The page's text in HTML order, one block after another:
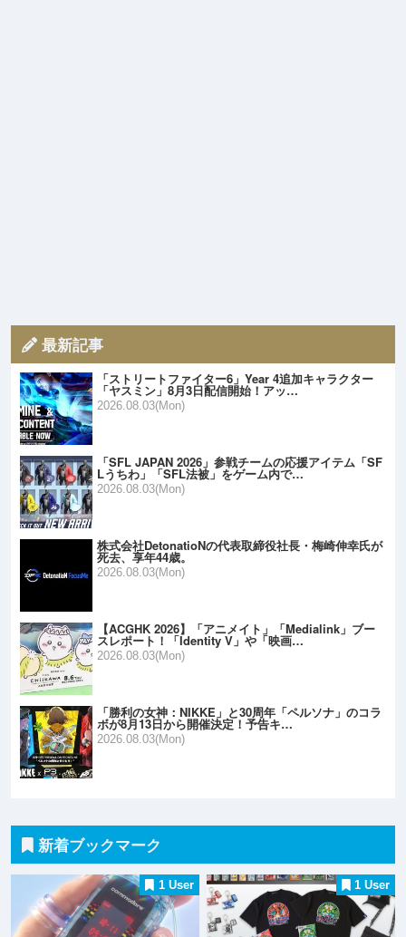
最新記事
「ストリートファイター6」Year 4追加キャラクター
「ヤスミン」8月3日配信開始！アッ…
2026.08.03(Mon)
「SFL JAPAN 2026」参戦チームの応援アイテム「SF
Lうちわ」「SFL法被」をゲーム内で…
2026.08.03(Mon)
株式会社DetonatioNの代表取締役社長・梅崎伸幸氏が
死去、享年44歳。
2026.08.03(Mon)
【ACGHK 2026】「アニメイト」「Medialink」ブー
スレポート！「Identity V」や「映画…
2026.08.03(Mon)
「勝利の女神：NIKKE」と30周年「ペルソナ」のコラ
ボが8月13日から開催決定！予告キ…
2026.08.03(Mon)
新着ブックマーク
1 User 1 User